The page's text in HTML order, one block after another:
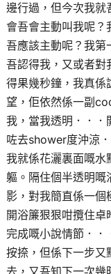
邊行過，但今次我就
會吾會主動叫我呢？
吾應該主動呢？我第
吾認得我，又或者
得果幾秒鐘，我真係
望，佢依然係一副
我，當我透明．．
咗去shower度沖涼
我就係花灑裏面嘅水
軀。隔住個半透明嘅
影，對我簡直係一
開浴簾狠狠咁攬住
完成嘅小說情節．．
按捺，但係下一步又